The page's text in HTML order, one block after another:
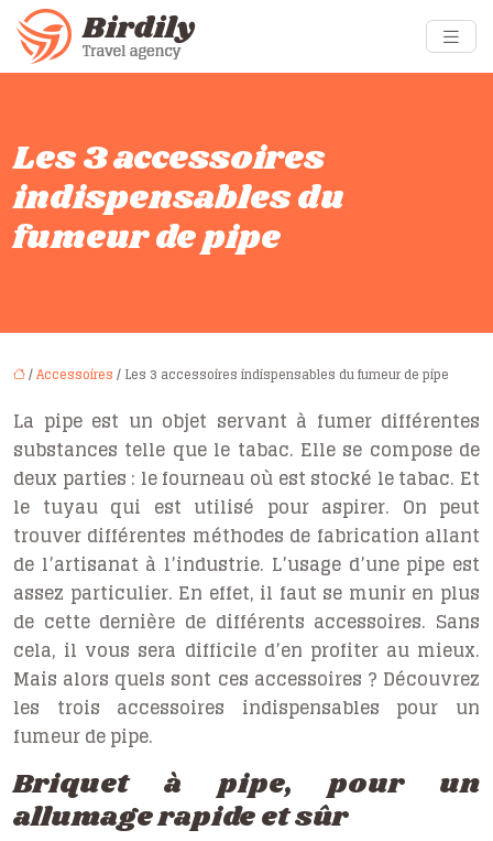
Les 3 accessoires
indispensables du
fumeur de pipe
/Accessoires / Les 3 accessoires indispensables du fumeur de pipe
La pipe est un objet servant à fumer différentes
substances telle que le tabac. Elle se compose de
deux parties : le fourneau où est stocké le tabac. Et
le tuyau qui est utilisé pour aspirer. On peut
trouver différentes méthodes de fabrication allant
de l’artisanat à l’industrie. L’usage d’une pipe est
assez particulier. En effet, il faut se munir en plus
de cette dernière de différents accessoires. Sans
cela, il vous sera difficile d’en profiter au mieux.
Mais alors quels sont ces accessoires ? Découvrez
les trois accessoires indispensables pour un
fumeur de pipe.
Briquet à pipe, pour un
allumage rapide et sûr